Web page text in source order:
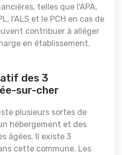
telles que l'APA,
l'ALS et le PCH en cas de
contribuer à alléger
en établissement.
des 3
sur-cher
plusieurs sortes de
hébergement et des
âgées. Il existe 3
cette commune. Les